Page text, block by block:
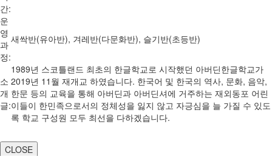
간:
운
영
과
정:
새싹반(유아반), 겨레반(다문화반), 슬기반(초등반)
소
개
글:
1989년 스코틀랜드 최초의 한글학교로 시작했던 아버딘한글학교가
2019년 11월 재개교 하였습니다. 한국어 및 한국의 역사, 문화, 음악,
한문 등의 교육을 통해 아버딘과 아버딘셔에 거주하는 재외동포 어린
이들이 한민족으로서의 정체성을 잃지 않고 자긍심을 늘 가질 수 있도
록 학교 구성원 모두 최선을 다하겠습니다.
CLOSE